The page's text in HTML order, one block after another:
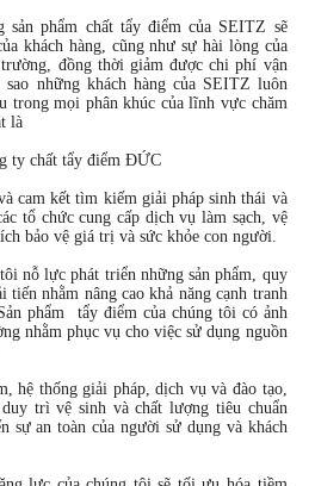
sản phẩm chất tẩy điểm của SEITZ sẽ
khách hàng, cũng như sự hài lòng của
đồng thời giảm được chi phí vận
những khách hàng của SEITZ luôn
trong mọi phân khúc của lĩnh vực chăm
là
ty chất tẩy điểm ĐỨC
cam kết tìm kiếm giải pháp sinh thái và
tổ chức cung cấp dịch vụ làm sạch, vệ
bảo vệ giá trị và sức khỏe con người.
nỗ lực phát triển những sản phẩm, quy
nhằm nâng cao khả năng cạnh tranh
phẩm tẩy điểm của chúng tôi có ảnh
nhằm phục vụ cho việc sử dụng nguồn
hệ thống giải pháp, dịch vụ và đào tạo,
trì vệ sinh và chất lượng tiêu chuẩn
sự an toàn của người sử dụng và khách